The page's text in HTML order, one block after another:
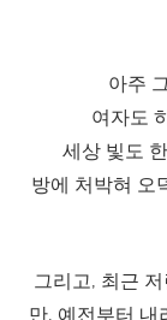
아주
여자도
세상 빛도
방에 처박혀 오
그리고, 최근
만, 예전부터 내